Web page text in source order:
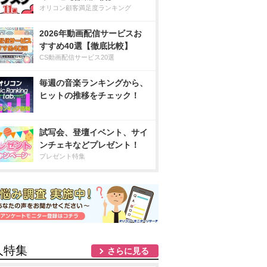
オリコン顧客満足度ランキング
2026年動画配信サービスお
すすめ40選【徹底比較】
CS動画配信サービス20選
毎週の音楽ランキングから、
ヒットの推移をチェック！
試写会、登壇イベント、サイ
ンチェキなどプレゼント！
プレゼント特集
特集 さらに見る